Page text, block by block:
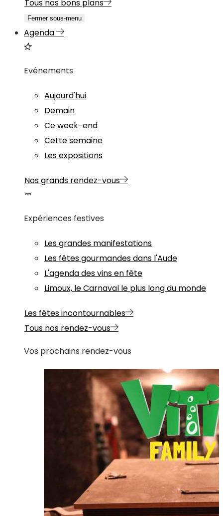
Tous nos bons plans
Fermer sous-menu
Agenda
Evénements
Aujourd'hui
Demain
Ce week-end
Cette semaine
Les expositions
Nos grands rendez-vous
Expériences festives
Les grandes manifestations
Les fêtes gourmandes dans l'Aude
L'agenda des vins en fête
Limoux, le Carnaval le plus long du monde
Les fêtes incontournables
Tous nos rendez-vous
Vos prochains rendez-vous